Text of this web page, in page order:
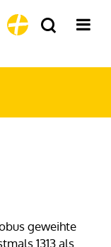
geweihte
1313 als